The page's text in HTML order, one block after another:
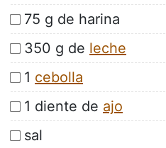
75 g de harina
350 g de leche
1 cebolla
1 diente de ajo
sal